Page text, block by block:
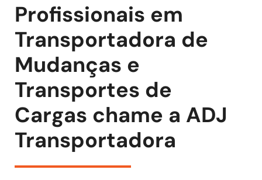
Profissionais em
Transportadora de
Mudanças e
Transportes de
Cargas chame a ADJ
Transportadora